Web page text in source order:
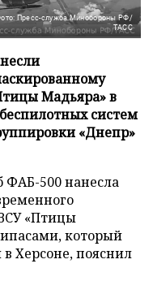
Пресс-служба Минобороны РФ/
ТАСС
Мадьяра» в
систем
«Днепр»
500 нанесла
«Птицы
который
Херсоне, пояснил